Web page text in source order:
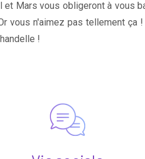
et Mars vous obligeront à vous
vous n'aimez pas tellement ça
!